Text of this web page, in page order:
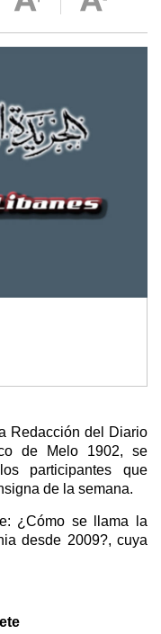
Redacción del Diario
de Melo 1902, se
participantes que
de la semana.
¿Cómo se llama la
desde 2009?, cuya